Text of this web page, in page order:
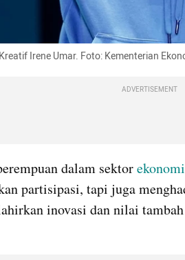
Irene Umar. Foto: Kementerian
ADVERTISEMENT
dalam sektor
partisipasi, tapi juga
inovasi dan nilai